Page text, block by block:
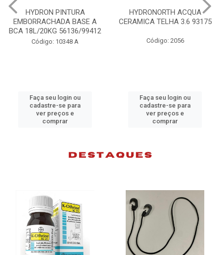
PINTURA
BASE A
20KG 56136/99412
10348 A
seu login ou
se para
ver preços e
HYDRONORTH ACQUA
CERAMICA TELHA 3.6 93175
Código: 2056
Faça seu login ou
cadastre-se para
ver preços e